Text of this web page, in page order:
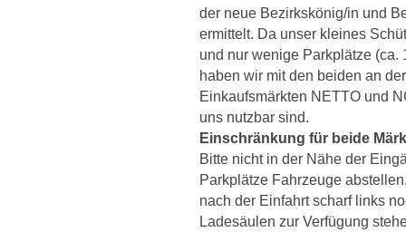
der neue Bezirkskönig/in und
ermittelt. Da unser kleines
und nur wenige Parkplätze (ca.
haben wir mit den beiden an
Einkaufsmärkten NETTO und
uns nutzbar sind.
Einschränkung für beide
Bitte nicht in der Nähe der
Parkplätze Fahrzeuge
nach der Einfahrt scharf links
Ladesäulen zur Verfügung